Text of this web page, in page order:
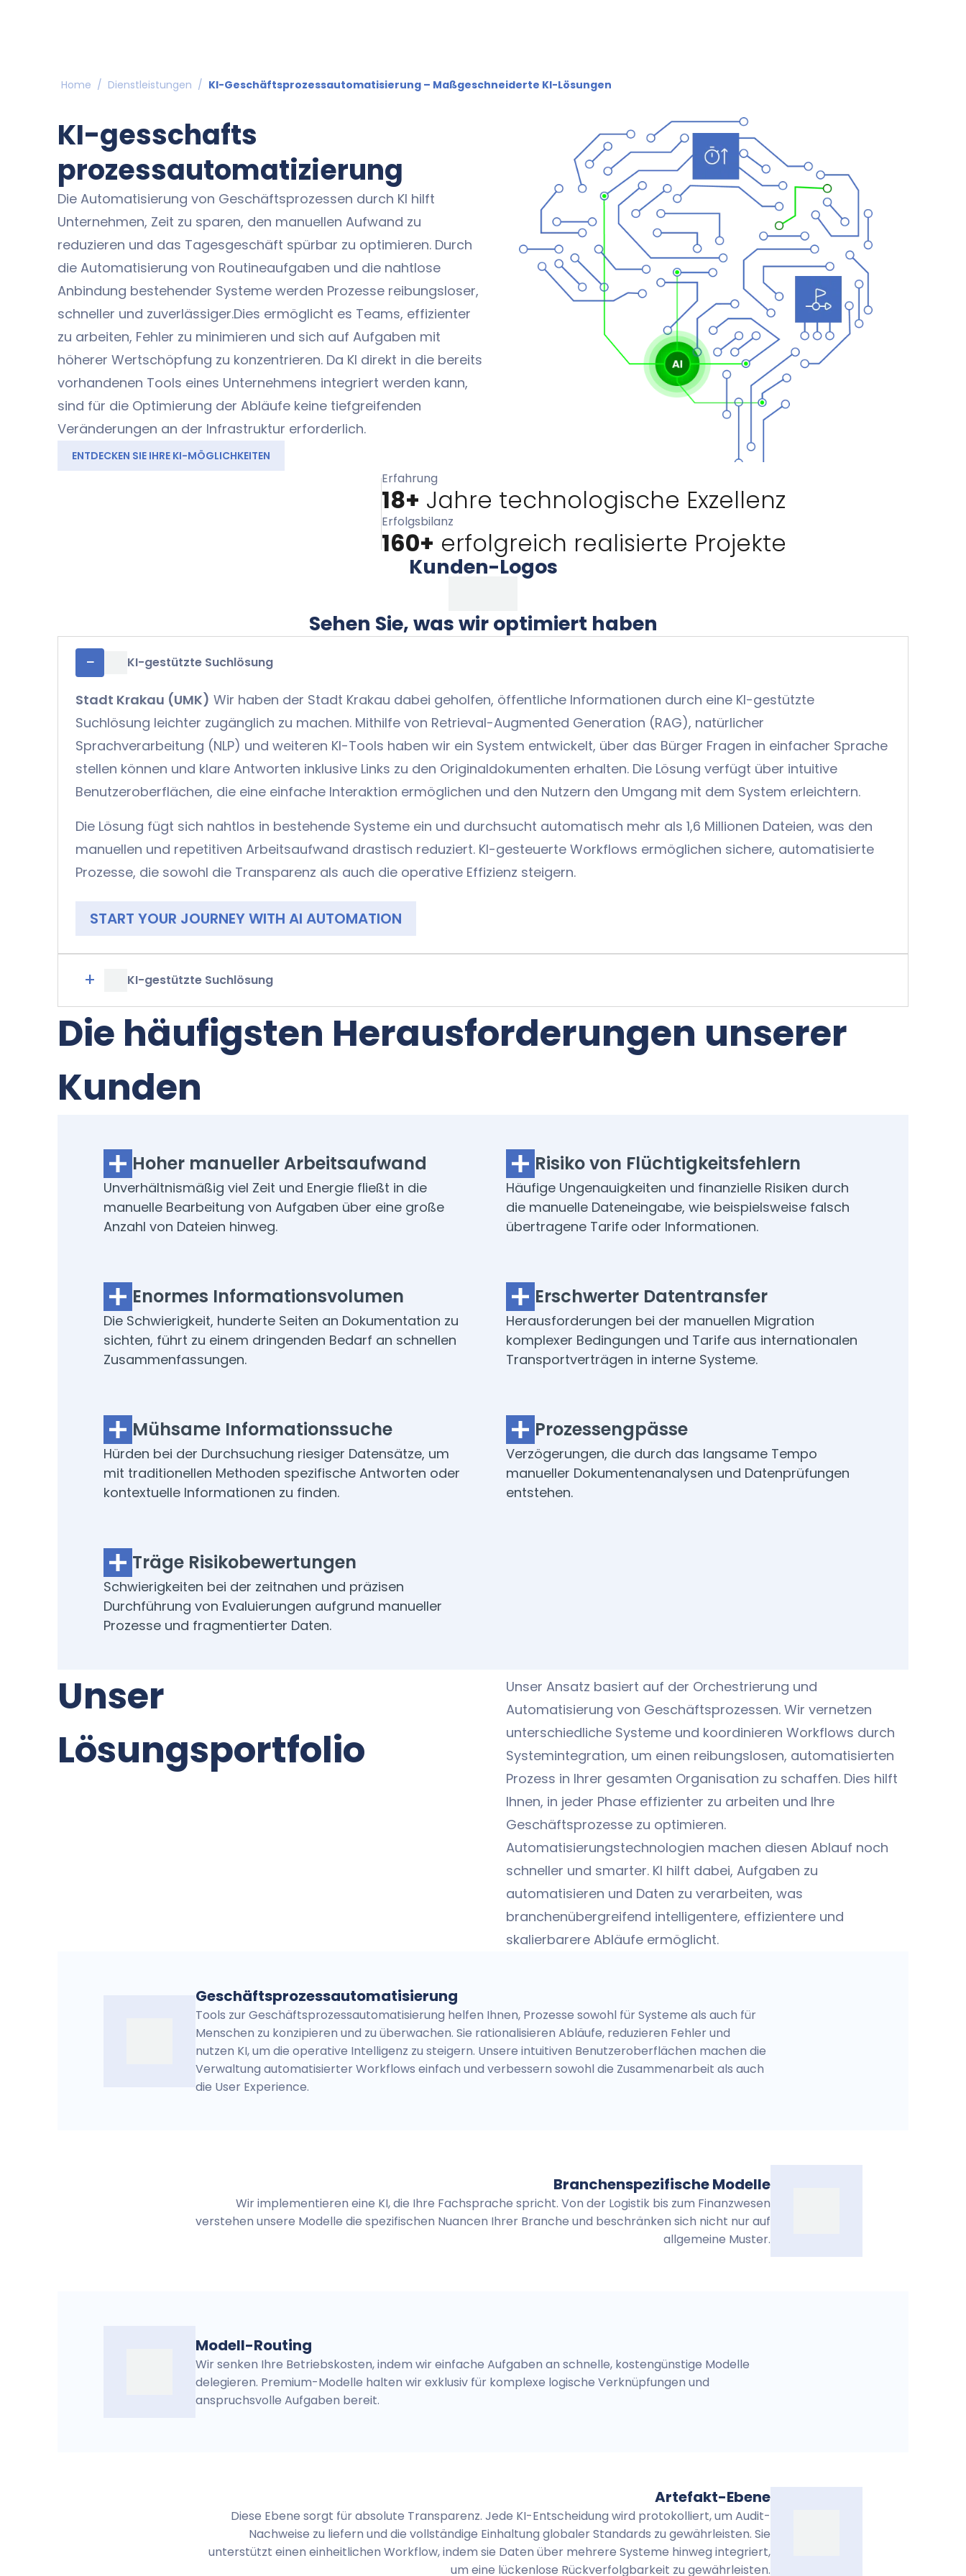
Home / Dienstleistungen / KI-Geschäftsprozessautomatisierung – Maßgeschneiderte KI-Lösungen
KI-gesschafts
prozessautomatizierung
Die Automatisierung von Geschäftsprozessen durch KI hilft
Unternehmen, Zeit zu sparen, den manuellen Aufwand zu
reduzieren und das Tagesgeschäft spürbar zu optimieren. Durch
die Automatisierung von Routineaufgaben und die nahtlose
Anbindung bestehender Systeme werden Prozesse reibungsloser,
schneller und zuverlässiger.Dies ermöglicht es Teams, effizienter
zu arbeiten, Fehler zu minimieren und sich auf Aufgaben mit
höherer Wertschöpfung zu konzentrieren. Da KI direkt in die bereits
vorhandenen Tools eines Unternehmens integriert werden kann,
sind für die Optimierung der Abläufe keine tiefgreifenden
Veränderungen an der Infrastruktur erforderlich.
ENTDECKEN SIE IHRE KI-MÖGLICHKEITEN
Erfahrung
18+ Jahre technologische Exzellenz
Erfolgsbilanz
160+ erfolgreich realisierte Projekte
Kunden-Logos
Sehen Sie, was wir optimiert haben
− KI-gestützte Suchlösung
Stadt Krakau (UMK) Wir haben der Stadt Krakau dabei geholfen, öffentliche Informationen durch eine KI-gestützte
Suchlösung leichter zugänglich zu machen. Mithilfe von Retrieval-Augmented Generation (RAG), natürlicher
Sprachverarbeitung (NLP) und weiteren KI-Tools haben wir ein System entwickelt, über das Bürger Fragen in einfacher Sprache
stellen können und klare Antworten inklusive Links zu den Originaldokumenten erhalten. Die Lösung verfügt über intuitive
Benutzeroberflächen, die eine einfache Interaktion ermöglichen und den Nutzern den Umgang mit dem System erleichtern.
Die Lösung fügt sich nahtlos in bestehende Systeme ein und durchsucht automatisch mehr als 1,6 Millionen Dateien, was den
manuellen und repetitiven Arbeitsaufwand drastisch reduziert. KI-gesteuerte Workflows ermöglichen sichere, automatisierte
Prozesse, die sowohl die Transparenz als auch die operative Effizienz steigern.
START YOUR JOURNEY WITH AI AUTOMATION
+ KI-gestützte Suchlösung
Die häufigsten Herausforderungen unserer
Kunden
Hoher manueller Arbeitsaufwand
Unverhältnismäßig viel Zeit und Energie fließt in die
manuelle Bearbeitung von Aufgaben über eine große
Anzahl von Dateien hinweg.
Risiko von Flüchtigkeitsfehlern
Häufige Ungenauigkeiten und finanzielle Risiken durch
die manuelle Dateneingabe, wie beispielsweise falsch
übertragene Tarife oder Informationen.
Enormes Informationsvolumen
Die Schwierigkeit, hunderte Seiten an Dokumentation zu
sichten, führt zu einem dringenden Bedarf an schnellen
Zusammenfassungen.
Erschwerter Datentransfer
Herausforderungen bei der manuellen Migration
komplexer Bedingungen und Tarife aus internationalen
Transportverträgen in interne Systeme.
Mühsame Informationssuche
Hürden bei der Durchsuchung riesiger Datensätze, um
mit traditionellen Methoden spezifische Antworten oder
kontextuelle Informationen zu finden.
Prozessengpässe
Verzögerungen, die durch das langsame Tempo
manueller Dokumentenanalysen und Datenprüfungen
entstehen.
Träge Risikobewertungen
Schwierigkeiten bei der zeitnahen und präzisen
Durchführung von Evaluierungen aufgrund manueller
Prozesse und fragmentierter Daten.
Unser
Lösungsportfolio
Unser Ansatz basiert auf der Orchestrierung und
Automatisierung von Geschäftsprozessen. Wir vernetzen
unterschiedliche Systeme und koordinieren Workflows durch
Systemintegration, um einen reibungslosen, automatisierten
Prozess in Ihrer gesamten Organisation zu schaffen. Dies hilft
Ihnen, in jeder Phase effizienter zu arbeiten und Ihre
Geschäftsprozesse zu optimieren.
Automatisierungstechnologien machen diesen Ablauf noch
schneller und smarter. KI hilft dabei, Aufgaben zu
automatisieren und Daten zu verarbeiten, was
branchenübergreifend intelligentere, effizientere und
skalierbarere Abläufe ermöglicht.
Geschäftsprozessautomatisierung
Tools zur Geschäftsprozessautomatisierung helfen Ihnen, Prozesse sowohl für Systeme als auch für
Menschen zu konzipieren und zu überwachen. Sie rationalisieren Abläufe, reduzieren Fehler und
nutzen KI, um die operative Intelligenz zu steigern. Unsere intuitiven Benutzeroberflächen machen die
Verwaltung automatisierter Workflows einfach und verbessern sowohl die Zusammenarbeit als auch
die User Experience.
Branchenspezifische Modelle
Wir implementieren eine KI, die Ihre Fachsprache spricht. Von der Logistik bis zum Finanzwesen
verstehen unsere Modelle die spezifischen Nuancen Ihrer Branche und beschränken sich nicht nur auf
allgemeine Muster.
Modell-Routing
Wir senken Ihre Betriebskosten, indem wir einfache Aufgaben an schnelle, kostengünstige Modelle
delegieren. Premium-Modelle halten wir exklusiv für komplexe logische Verknüpfungen und
anspruchsvolle Aufgaben bereit.
Artefakt-Ebene
Diese Ebene sorgt für absolute Transparenz. Jede KI-Entscheidung wird protokolliert, um Audit-
Nachweise zu liefern und die vollständige Einhaltung globaler Standards zu gewährleisten. Sie
unterstützt einen einheitlichen Workflow, indem sie Daten über mehrere Systeme hinweg integriert,
um eine lückenlose Rückverfolgbarkeit zu gewährleisten.